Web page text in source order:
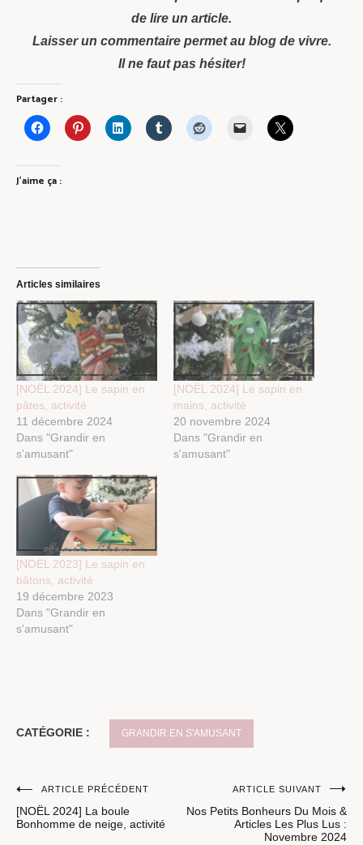
de lire un article.
Laisser un commentaire permet au blog de vivre.
Il ne faut pas hésiter!
Partager :
J’aime ça :
Articles similaires
[NOËL 2024] Le sapin en
pâtes, activité
11 décembre 2024
Dans "Grandir en
s'amusant"
[NOËL 2024] Le sapin en
mains, activité
20 novembre 2024
Dans "Grandir en
s'amusant"
[NOËL 2023] Le sapin en
bâtons, activité
19 décembre 2023
Dans "Grandir en
s'amusant"
CATÉGORIE : GRANDIR EN S'AMUSANT
Navigation
de
ARTICLE PRÉCÉDENT
[NOËL 2024] La boule
Bonhomme de neige, activité
ARTICLE SUIVANT
Nos Petits Bonheurs Du Mois &
Articles Les Plus Lus :
Novembre 2024